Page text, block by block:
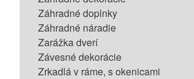
Záhradné doplnky
Záhradné náradie
Zarážka dverí
Závesné dekorácie
Zrkadlá v ráme, s okenicami